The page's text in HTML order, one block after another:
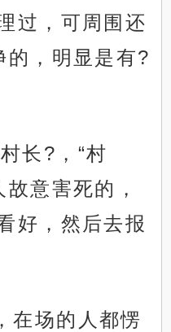
过，可周围还
的，明显是有?
长?，“村
意害死的，
好，然后去报
在场的人都愣